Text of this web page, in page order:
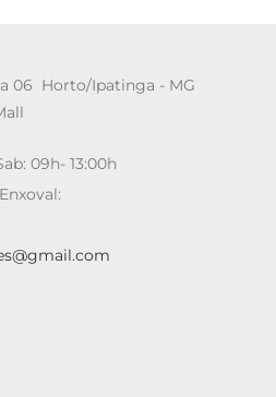
06 Horto/Ipatinga - MG
09h- 13:00h